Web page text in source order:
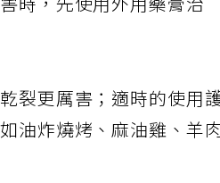
時，先使用外用藥膏治
裂更厲害；適時的使用
油炸燒烤、麻油雞、羊